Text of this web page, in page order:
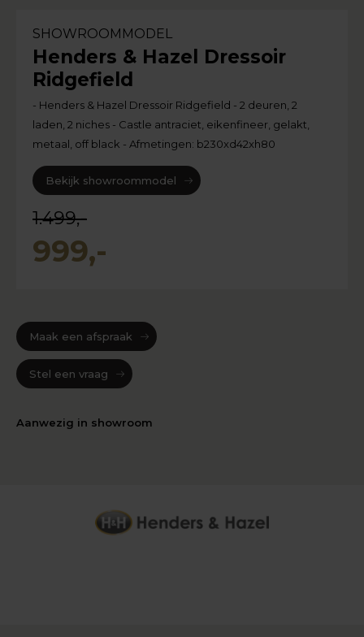
SHOWROOMMODEL
Henders & Hazel Dressoir
Ridgefield
- Henders & Hazel Dressoir Ridgefield - 2 deuren, 2
laden, 2 niches - Castle antraciet, eikenfineer, gelakt,
metaal, off black - Afmetingen: b230xd42xh80
Bekijk showroommodel
1.499,-
999,-
Maak een afspraak
Stel een vraag
Aanwezig in showroom